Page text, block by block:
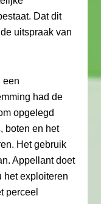
Dat dit
uitspraak van
een
had de
opgelegd
boten en het
Het gebruik
Appellant doet
het exploiteren
perceel